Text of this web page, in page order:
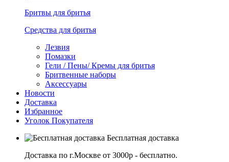
Бритвы для бритья
Средства для бритья
Лезвия
Помазки
Гели / Пены/ Кремы для бритья
Бритвенные наборы
Аксессуары
Новости
Доставка
Избранное
Уголок Покупателя
Бесплатная доставка
Доставка по г.Москве от 3000р - бесплатно.